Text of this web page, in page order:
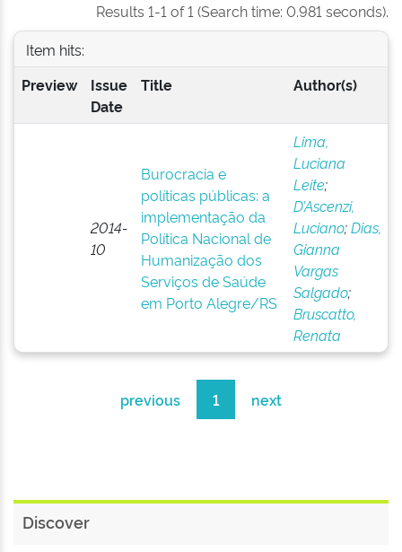
Results 1-1 of 1 (Search time: 0.981 seconds).
Item hits:
Preview
Issue
Date
Title Author(s)
2014-
10
Burocracia e
políticas públicas: a
implementação da
Política Nacional de
Humanização dos
Serviços de Saúde
em Porto Alegre/RS
Lima,
Luciana
Leite;
D’Ascenzi,
Luciano;Dias,
Gianna
Vargas
Salgado;
Bruscatto,
Renata
previous 1 next
Discover